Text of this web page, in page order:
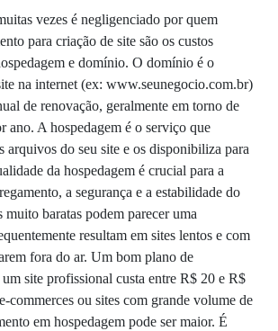
vezes é negligenciado por quem
para criação de site são os custos
e domínio. O domínio é o
na internet (ex: www.seunegocio.com.br)
de renovação, geralmente em torno de
ano. A hospedagem é o serviço que
arquivos do seu site e os disponibiliza para
da hospedagem é crucial para a
a segurança e a estabilidade do
muito baratas podem parecer uma
resultam em sites lentos e com
fora do ar. Um bom plano de
um site profissional custa entre R$ 20 e R$
commerces ou sites com grande volume de
em hospedagem pode ser maior. É